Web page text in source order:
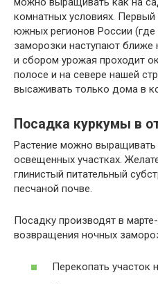
комнатных условиях.
южных регионов России (где
заморозки наступают
и сбором урожая проходит
полосе и на севере нашей
высаживать только дома в
Посадка куркумы в
Растение можно выращивать
освещенных участках.
глинистый питательный
песчаной почве.
Посадку производят в
возвращения ночных
Перекопать участок